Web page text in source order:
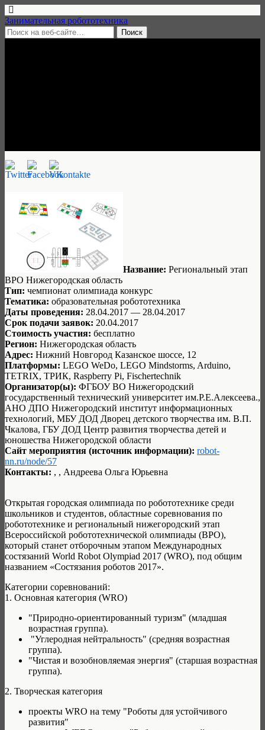
Занимательная робототехника
Название: Региональный этап
ВРО Нижегородская область
Тип: чемпионат олимпиада конкурс
Тематика: образовательная робототехника
Даты проведения: 28.04.2017 — 28.04.2017
Срок подачи заявок: 20.04.2017
Стоимость участия: бесплатно
Регион: Нижегородская область
Адрес: Нижний Новгород Казанское шоссе, 12
Платформы: LEGO WeDo, LEGO Mindstorms, Arduino,
TETRIX, ТРИК, Raspberry Pi, Fischertechnik
Организатор(ы): ФГБОУ ВО Нижегородский
государственный технический университет им.Р.Е.Алексеева.,
АНО ДПО Нижегородский институт информационных
технологий, МБУ ДОД Дворец детского творчества им. В.П.
Чкалова, ГБУ ДОД Центр развития творчества детей и
юношества Нижегородской области
Сайт мероприятия (источник информации): robot-
nn.ru/node/57
Контакты: , , Андреева Ольга Юрьевна
Открытая городская олимпиада по робототехнике среди
школьников и студентов, областные соревнования по
робототехнике и региональный нижегородский этап
Всероссийской робототехнической олимпиады (ВРО),
который станет отборочным этапом Международных
состязаний World Robot Olympiad 2017 (WRO), под общим
названием «Состязания роботов 2017».
Категории соревнований:
1. Основная категория (WRO)
"Природно-ориентированный туризм" (младшая
возрастная группа).
"Углеродная нейтральность" (средняя возрастная
группа).
"Чистая и возобновляемая энергия" (старшая возрастная
группа).
2. Творческая категория
проекты WRO на тему "Роботы для устойчивого
развития"